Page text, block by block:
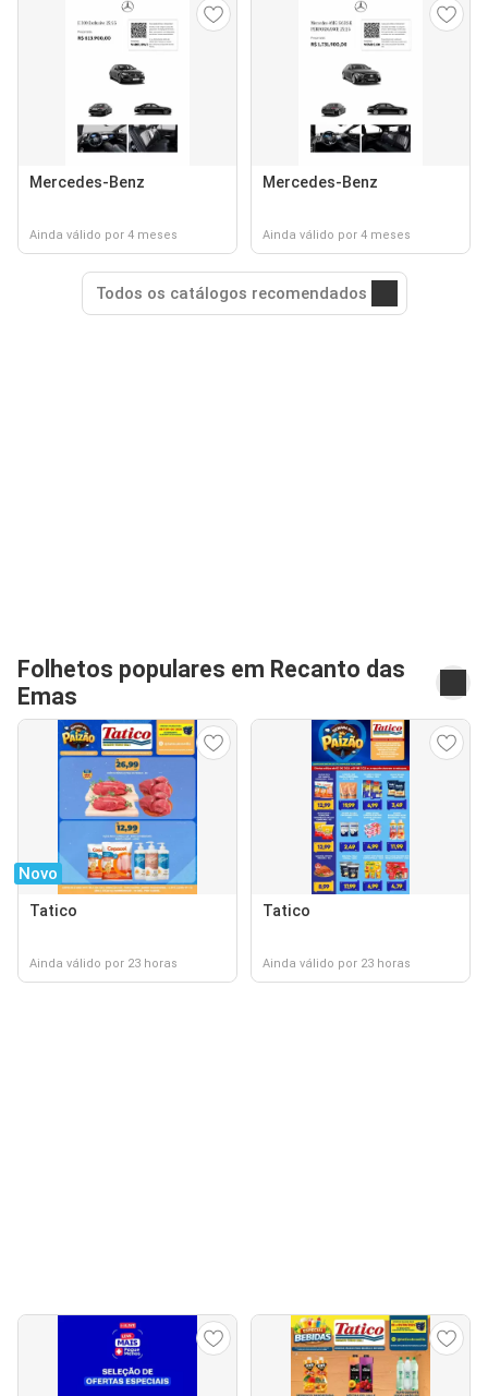
Mercedes-Benz
Ainda válido por 4 meses
Mercedes-Benz
Ainda válido por 4 meses
Todos os catálogos recomendados
Folhetos populares em Recanto das
Emas
Novo
Tatico
Ainda válido por 23 horas
Tatico
Ainda válido por 23 horas